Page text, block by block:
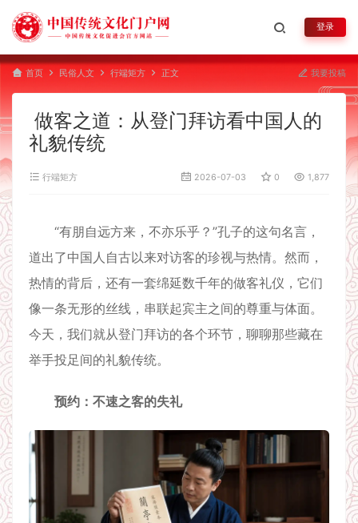
登录
首页 民俗人文 行端矩方 正文 我要投稿
做客之道：从登门拜访看中国人的
礼貌传统
行端矩方 2026-07-03 0 1,877
“有朋自远方来，不亦乐乎？”孔子的这句名言，
道出了中国人自古以来对访客的珍视与热情。然而，
热情的背后，还有一套绵延数千年的做客礼仪，它们
像一条无形的丝线，串联起宾主之间的尊重与体面。
今天，我们就从登门拜访的各个环节，聊聊那些藏在
举手投足间的礼貌传统。
预约：不速之客的失礼